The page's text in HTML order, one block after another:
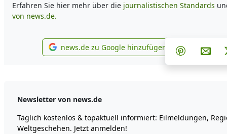
Erfahren Sie hier mehr über die journalistischen Standards
von news.de.
news.de zu Google hinzufügen
news.de zu Google hinzufügen Teilen
Teilen auf
Per
Newsletter von news.de
Täglich kostenlos & topaktuell informiert: Eilmeldungen,
Weltgeschehen. Jetzt anmelden!